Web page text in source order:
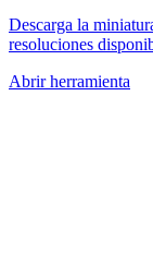
Descarga la
resoluciones
Abrir herramienta